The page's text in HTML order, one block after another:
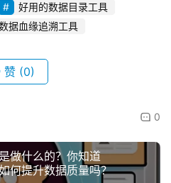
好用的数据目录工具
据血缘追溯工具
赞 (0)
0
做什么的？你知道
何提升数据质量吗？